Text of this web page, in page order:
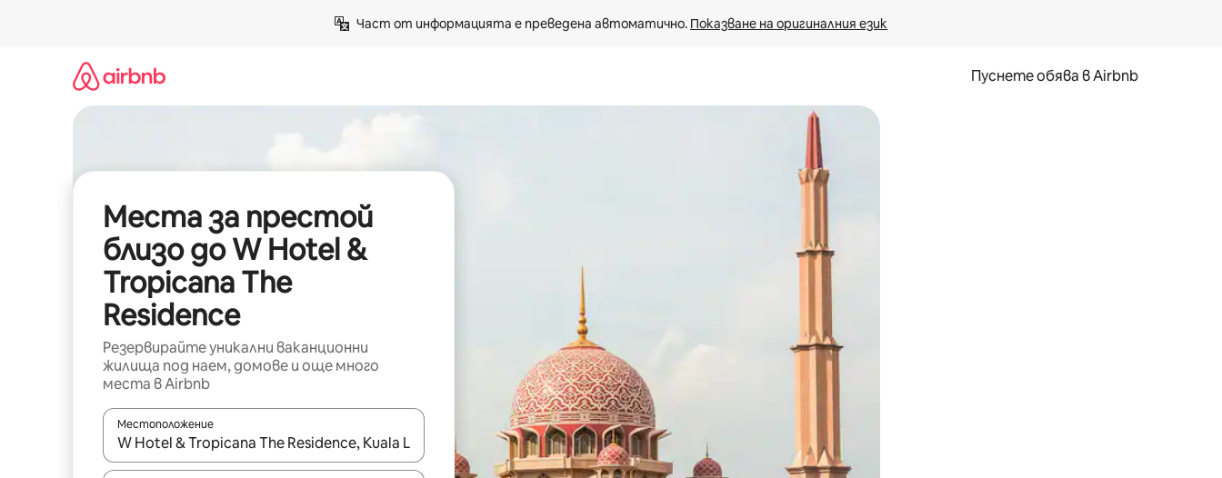
Част от информацията е преведена автоматично. Показване на оригиналния език
Пуснете обява в Airbnb
Места за престой
близо до W Hotel &
Tropicana The
Residence
Резервирайте уникални ваканционни
жилища под наем, домове и още много
места в Airbnb
Местоположение
Когато резултатите се покажат, използвайте клавишите със стрелки нагоре и надолу или навигирайте с докосване или плъзгане.